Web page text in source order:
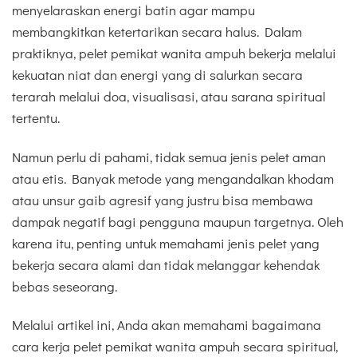
menyelaraskan energi batin agar mampu
membangkitkan ketertarikan secara halus. Dalam
praktiknya, pelet pemikat wanita ampuh bekerja melalui
kekuatan niat dan energi yang di salurkan secara
terarah melalui doa, visualisasi, atau sarana spiritual
tertentu.
Namun perlu di pahami, tidak semua jenis pelet aman
atau etis. Banyak metode yang mengandalkan khodam
atau unsur gaib agresif yang justru bisa membawa
dampak negatif bagi pengguna maupun targetnya. Oleh
karena itu, penting untuk memahami jenis pelet yang
bekerja secara alami dan tidak melanggar kehendak
bebas seseorang.
Melalui artikel ini, Anda akan memahami bagaimana
cara kerja pelet pemikat wanita ampuh secara spiritual,